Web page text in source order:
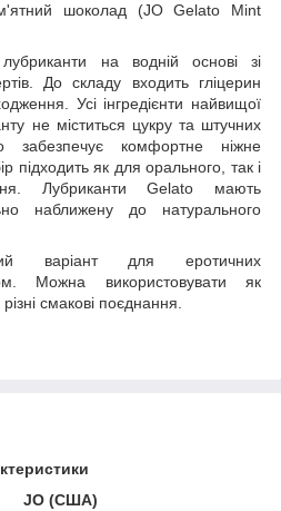
шоколад (JO Gelato Mint
лубриканти на водній основі зі
До складу входить гліцерин
Усі інгредієнти найвищої
не міститься цукру та штучних
забезпечує комфортне ніжне
підходить як для орального, так і
Лубриканти Gelato мають
наближену до натурального
варіант для еротичних
Можна використовувати як
смакові поєднання.
JO (США)